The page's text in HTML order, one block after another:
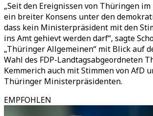
„Seit den Ereignissen von Thüringen
ein breiter Konsens unter den
dass kein Ministerpräsident mit den
ins Amt gehievt werden darf“, sagte
„Thüringer Allgemeinen“ mit Blick auf
Wahl des FDP-Landtagsabgeordneten
Kemmerich auch mit Stimmen von AfD
Thüringer Ministerpräsidenten.
EMPFOHLEN